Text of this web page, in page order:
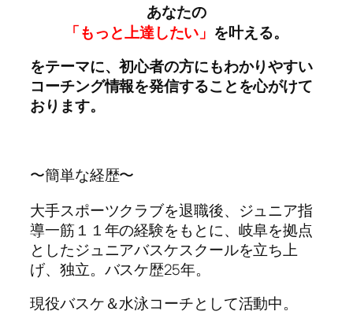
あなたの
「もっと上達したい」 を叶える。
をテーマに、初心者の方にもわかりやすい
コーチング情報を発信することを心がけて
おります。
〜簡単な経歴〜
大手スポーツクラブを退職後、ジュニア指
導一筋１１年の経験をもとに、岐阜を拠点
としたジュニアバスケスクールを立ち上
げ、独立。バスケ歴25年。
現役バスケ＆水泳コーチとして活動中。